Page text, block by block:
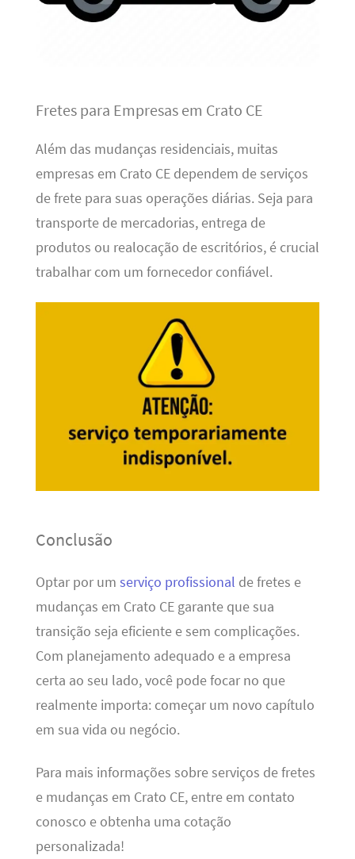
Fretes para Empresas em Crato CE
Além das mudanças residenciais, muitas
empresas em Crato CE dependem de serviços
de frete para suas operações diárias. Seja para
transporte de mercadorias, entrega de
produtos ou realocação de escritórios, é crucial
trabalhar com um fornecedor confiável.
Conclusão
Optar por um serviço profissional de fretes e
mudanças em Crato CE garante que sua
transição seja eficiente e sem complicações.
Com planejamento adequado e a empresa
certa ao seu lado, você pode focar no que
realmente importa: começar um novo capítulo
em sua vida ou negócio.
Para mais informações sobre serviços de fretes
e mudanças em Crato CE, entre em contato
conosco e obtenha uma cotação
personalizada!